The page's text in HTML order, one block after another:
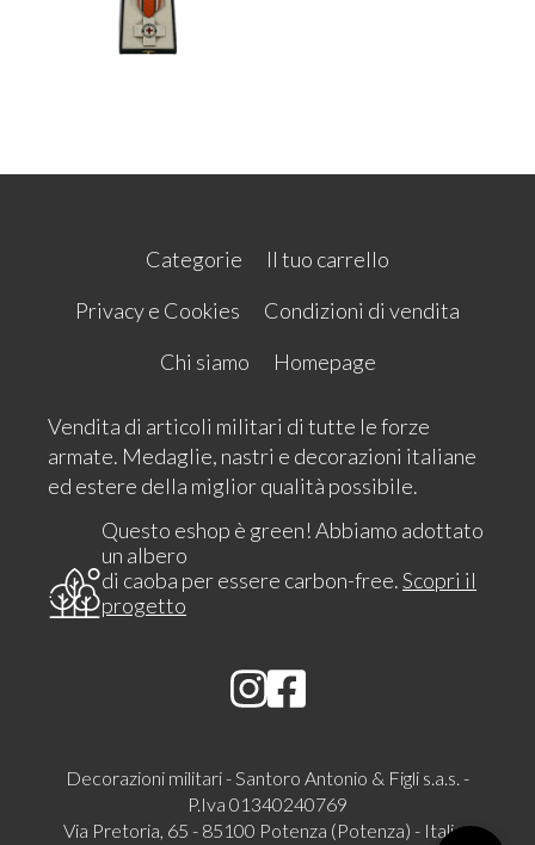
Categorie
Il tuo carrello
Privacy e Cookies
Condizioni di vendita
Chi siamo
Homepage
Vendita di articoli militari di tutte le forze
armate. Medaglie, nastri e decorazioni italiane
ed estere della miglior qualità possibile.
Questo eshop è green! Abbiamo adottato
un albero
di caoba per essere carbon-free.Scopri il
progetto
Decorazioni militari - Santoro Antonio & Figli s.a.s. -
P.Iva 01340240769
Via Pretoria, 65 - 85100 Potenza (Potenza) - Italia -